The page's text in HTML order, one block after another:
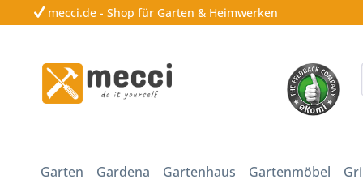
mecci.de - Shop für Garten & Heimwerken
Garten Gardena Gartenhaus Gartenmöbel